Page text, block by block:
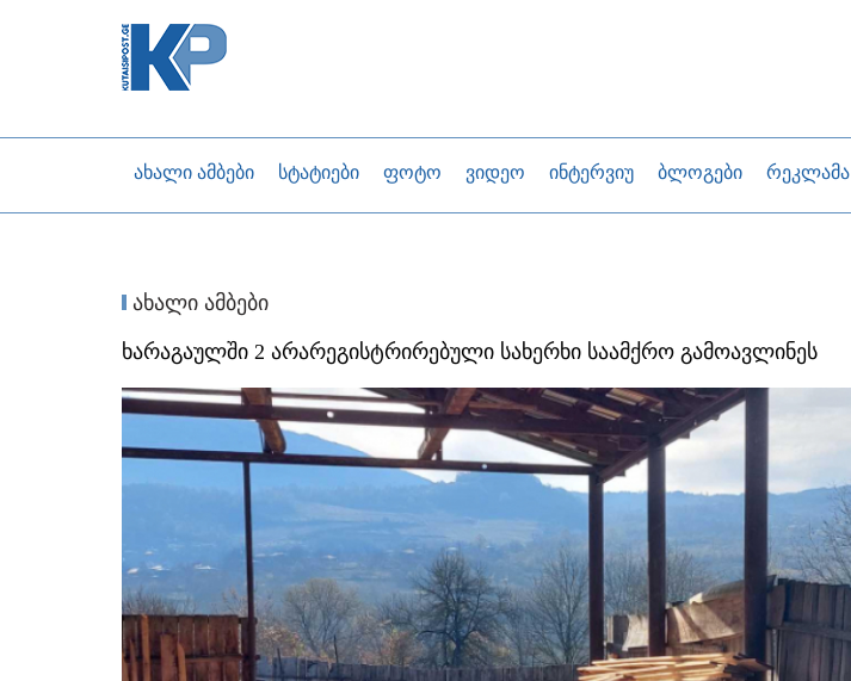
ახალი ამბები სტატიები ფოტო ვიდეო ინტერვიუ ბლოგები რეკლამა
ახალი ამბები
ხარაგაულში 2 არარეგისტრირებული სახერხი საამქრო გამოავლინეს